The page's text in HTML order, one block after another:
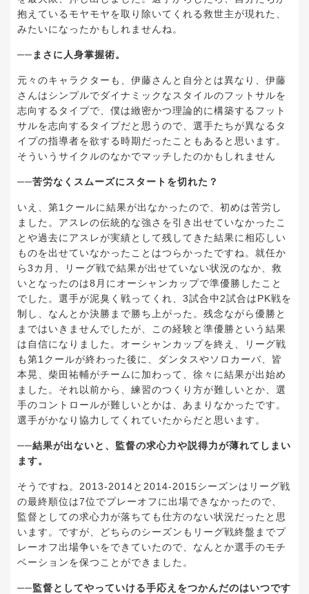
抱えているモヤモヤを取り除いてくれる救世主が現れた、
みたいになったかもしれませんね。
──まさに人身掌握術。
元々のキャラクターも、伊藤さんと自分とは異なり、伊藤
さんはシンプルでダイナミックなスタイルのフットサルを
志向するタイプで、僕は緻密かつ理論的に構築するフット
サルを志向するタイプだと思うので、選手たちが異なるタ
イプの指導者を欲する時期だったこともあると思います。
そういうサイクルのなかでマッチしたのかもしれません
──苦労なくスムーズにスタートを切れた？
いえ、第1クールに結果が出なかったので、初めは苦労し
ました。アスレの伝統的な強さを引き出せていなかったこ
とや過去にアスレが実績として残してきた結果に相応しい
ものを出せていなかったことはつらかったですね。就任か
ら3カ月、リーグ戦で結果が出せていない状況のなか、救
いとなったのは8月にオーシャンカップで準優勝したこと
でした。選手が泥臭く戦ってくれ、3試合中2試合はPK戦を
制し、なんとか決勝まで勝ち上がった。残念ながら優勝と
まではいきませんでしたが、この経験と準優勝という結果
は自信になりました。オーシャンカップを終え、リーグ戦
も第1クールが終わった後に、ダンタスやソロカーバ、皆
本晃、柴田祐輔がチームに加わって、徐々に結果が出始め
ました。それ以前から、練習のつくり方が難しいとか、選
手のコントロールが難しいとかは、あまりなかったです。
選手がかなり協力してくれていたからだと思います。
──結果が出ないと、監督の求心力や説得力が薄れてしまい
ます。
そうですね。2013-2014と2014-2015シーズンはリーグ戦
の最終順位は7位でプレーオフに出場できなかったので、
監督としての求心力が落ちても仕方のない状況だったと思
います。ですが、どちらのシーズンもリーグ戦終盤までプ
レーオフ出場争いをできていたので、なんとか選手のモチ
ベーションを保つことができました。
──監督としてやっていける手応えをつかんだのはいつです